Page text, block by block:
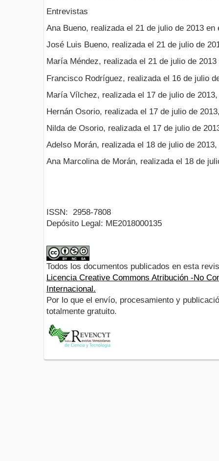
Entrevistas
Ana Bueno, realizada el 21 de julio de 2013
José Luis Bueno, realizada el 21 de julio de
María Méndez, realizada el 21 de julio de
Francisco Rodríguez, realizada el 16 de julio
María Vílchez, realizada el 17 de julio de
Hernán Osorio, realizada el 17 de julio de
Nilda de Osorio, realizada el 17 de julio de
Adelso Morán, realizada el 18 de julio de
Ana Marcolina de Morán, realizada el 18 de
ISSN:
2958-7808
Depósito Legal: ME2018000135
Todos los documentos publicados en esta
Licencia Creative Commons Atribución -No
Internacional.
Por lo que el envío, procesamiento y
totalmente gratuito.